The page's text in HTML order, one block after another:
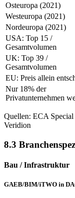
Osteuropa (2021)
Westeuropa (2021)
Nordeuropa (2021)
USA: Top 15 /
Gesamtvolumen
UK: Top 39 /
Gesamtvolumen
EU: Preis allein
Nur 18% der
Privatunternehmen
Quellen: ECA
Veridion
8.3
Bau / Infrastruktur
GAEB/BIM/iTWO in